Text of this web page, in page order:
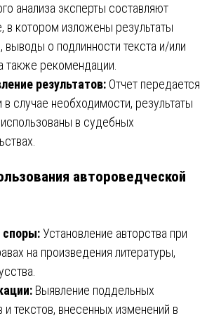
анализа эксперты составляют
в котором изложены результаты
выводы о подлинности текста и/или
также рекомендации.
результатов: Отчет передается
в случае необходимости, результаты
в судебных
автороведческой
споры:Установление авторства при
на произведения литературы,
Выявление поддельных
и текстов, внесенных изменений в